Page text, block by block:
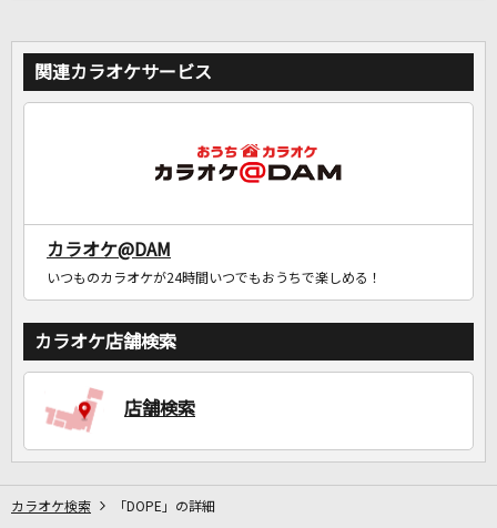
家族や友達と一緒に！練習にも！
関連カラオケサービス
カラオケ@DAM
いつものカラオケが24時間いつでもおうちで楽しめる！
カラオケ店舗検索
店舗検索
カラオケ検索 「DOPE」の詳細